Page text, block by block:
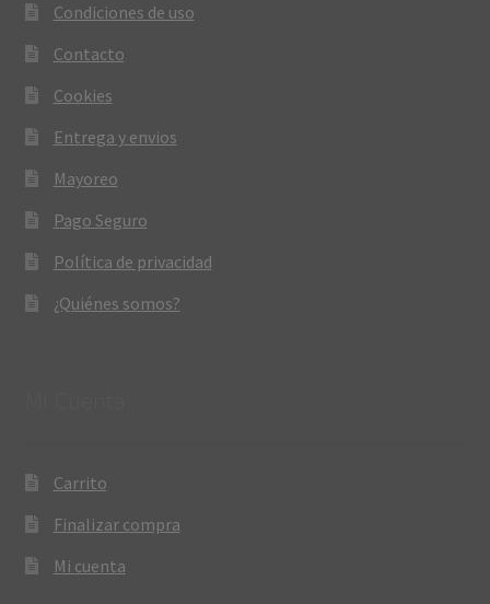
Condiciones de uso
Contacto
Cookies
Entrega y envios
Mayoreo
Pago Seguro
Política de privacidad
¿Quiénes somos?
Carrito
Finalizar compra
Mi cuenta